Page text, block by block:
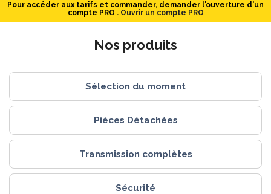
Pour accéder aux tarifs et commander, demander l'ouverture d'un
compte PRO .Ouvrir un compte PRO
Nos produits
Sélection du moment
Pièces Détachées
Transmission complètes
Sécurité